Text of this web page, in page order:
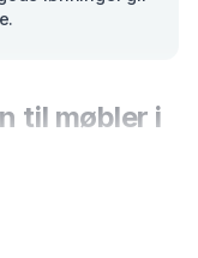
til møbler i